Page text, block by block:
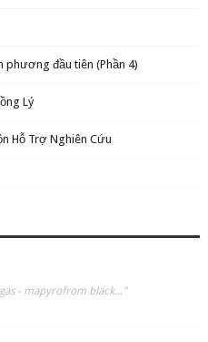
phương đầu tiên (Phần 4)
Lý
Hỗ Trợ Nghiên Cứu
- mapyrofrom black..."